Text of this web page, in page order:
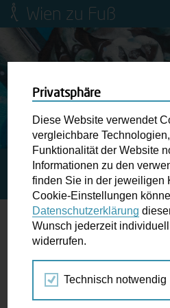
Wien zu Fuß
Mobilitätsbildung für
Jugendliche
Ringstraße-
Wiener Fußwegekarte
Newsletter abonnieren
Wunschbox
der Ampel ...
STARTSEITE SPAZIERGANG
EIN UMGANG
03.
DEZ
2018
Privatsphäre
Diese Website verwendet
vergleichbare
Funktionalität der Website
Informationen zu den
finden Sie in der jeweiligen
Cookie-Einstellungen
Datenschutzerklärung
Wunsch jederzeit
widerrufen.
Technisch notwendig